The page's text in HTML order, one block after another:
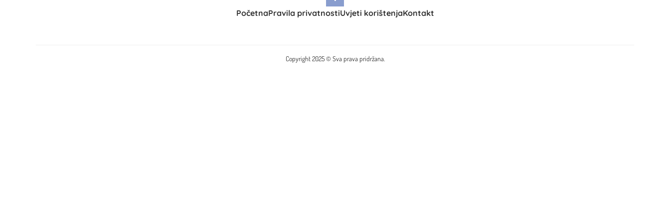
PočetnaPravila privatnostiUvjeti korištenjaKontakt
Copyright 2025 © Sva prava pridržana.